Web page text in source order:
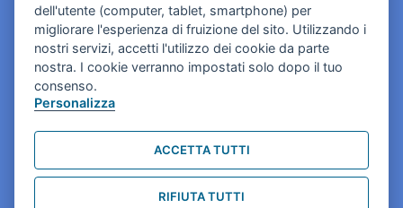
dell'utente (computer, tablet, smartphone) per
migliorare l'esperienza di fruizione del sito. Utilizzando i
nostri servizi, accetti l'utilizzo dei cookie da parte
nostra. I cookie verranno impostati solo dopo il tuo
consenso.
Personalizza
ACCETTA TUTTI
RIFIUTA TUTTI